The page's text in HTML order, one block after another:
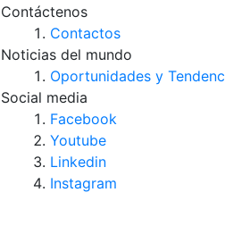
Contáctenos
Contactos
Noticias del mundo
Oportunidades y
Social media
Facebook
Youtube
Linkedin
Instagram